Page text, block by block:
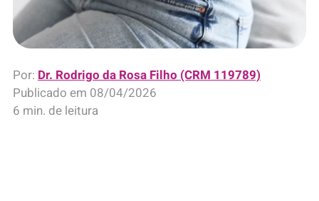
Por: Dr. Rodrigo da Rosa Filho (CRM 119789)
Publicado em 08/04/2026
6 min. de leitura